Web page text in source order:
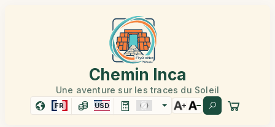
Chemin Inca
Une aventure sur les traces du Soleil
FR USD